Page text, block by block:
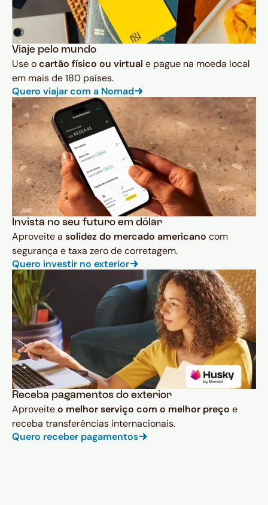
Viaje pelo mundo
Use ocartão físico ou virtual e pague na moeda local
em mais de 180 países.
Quero viajar com a Nomad
Invista no seu futuro em dólar
Aproveite a solidez do mercado americano com
segurança e taxa zero de corretagem.
Quero investir no exterior
Receba pagamentos do exterior
Aproveiteo melhor serviço com o melhor preço e
receba transferências internacionais.
Quero receber pagamentos